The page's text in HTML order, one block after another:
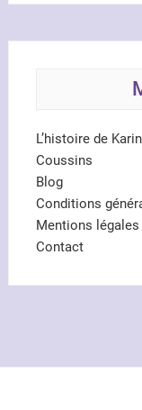
L’histoire de
Coussins
Blog
Conditions
Mentions légales
Contact